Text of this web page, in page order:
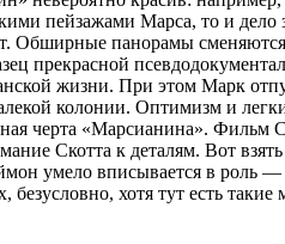
пейзажами Марса, то и
Обширные панорамы
прекрасной
жизни. При этом Марк
колонии. Оптимизм и
черта «Марсианина». Фильм
Скотта к деталям. Вот
умело вписывается в роль
безусловно, хотя тут есть